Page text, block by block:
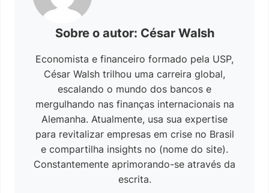
Sobre o autor: César Walsh
Economista e financeiro formado pela USP,
César Walsh trilhou uma carreira global,
escalando o mundo dos bancos e
mergulhando nas finanças internacionais na
Alemanha. Atualmente, usa sua expertise
para revitalizar empresas em crise no Brasil
e compartilha insights no (nome do site).
Constantemente aprimorando-se através da
escrita.